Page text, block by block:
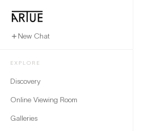
New Chat
EXPLORE
Discovery
Online Viewing Room
Galleries